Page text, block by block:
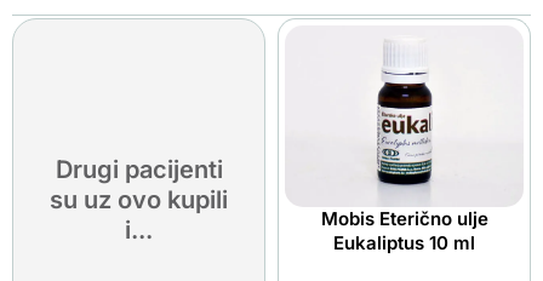
Drugi pacijenti
su uz ovo kupili
i...
Mobis Eterično ulje
Eukaliptus 10 ml